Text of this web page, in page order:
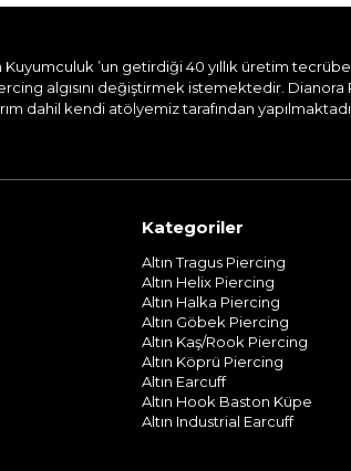
’un getirdiği 40 yıllık üretim
algısını değiştirmek istemektedir.
dahil kendi atölyemiz tarafından
Kategoriler
Altın Tragus Piercing
Altın Helix Piercing
Altın Halka Piercing
Altın Göbek Piercing
Altın Kaş/Rook Piercing
Altın Köprü Piercing
Altın Earcuff
Altın Hook Baston Küpe
Altın Industrial Earcuff